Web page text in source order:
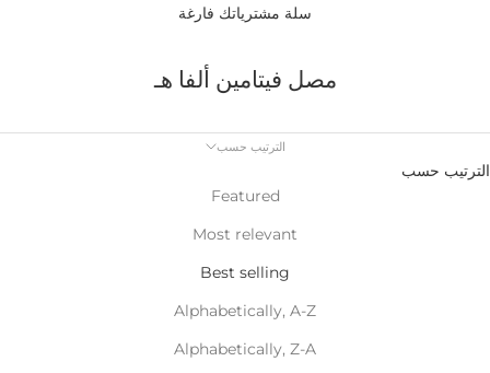
سلة مشترياتك فارغة
مصل فيتامين ألفا هـ
الترتيب حسب
الترتيب حسب
Featured
Most relevant
Best selling
Alphabetically, A-Z
Alphabetically, Z-A